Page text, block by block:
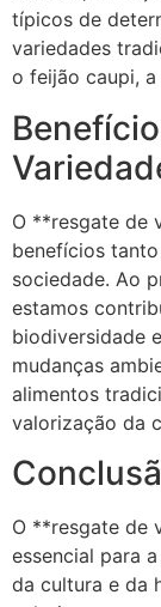
típicos de
variedades
o feijão caupi,
O **resgate de
benefícios
sociedade. Ao
estamos
biodiversidade
mudanças
alimentos
valorização da
O **resgate de
essencial para
da cultura e da